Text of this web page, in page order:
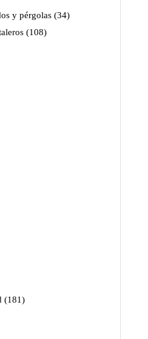
y pérgolas (34)
(108)
(181)